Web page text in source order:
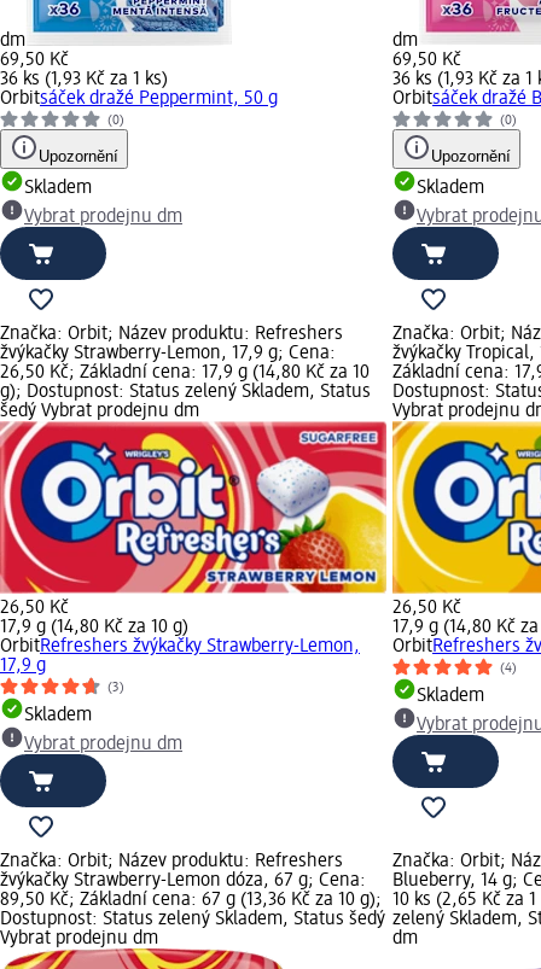
dm
69,50 Kč
36 ks (1,93 Kč za 1 ks)
Orbitsáček dražé Peppermint, 50 g
(0)
Upozornění
Skladem
Vybrat prodejnu dm
dm
69,50 Kč
36 ks (1,93 Kč za 1
Orbitsáček dražé
(0)
Upozornění
Skladem
Vybrat
Značka: Orbit; Název produktu: Refreshers
žvýkačky Strawberry-Lemon, 17,9 g; Cena:
26,50 Kč; Základní cena: 17,9 g (14,80 Kč za 10
g); Dostupnost: Status zelený Skladem, Status
šedý Vybrat prodejnu dm
26,50 Kč
17,9 g (14,80 Kč za 10 g)
OrbitRefreshers žvýkačky Strawberry-Lemon,
17,9 g
(3)
Skladem
Vybrat prodejnu dm
Značka: Orbit;
žvýkačky
Základní cena:
Dostupnost:
Vybrat prodejnu
26,50 Kč
17,9 g (14,80 Kč
OrbitRefreshers
(4)
Skladem
Vybrat
Značka: Orbit; Název produktu: Refreshers
žvýkačky Strawberry-Lemon dóza, 67 g; Cena:
89,50 Kč; Základní cena: 67 g (13,36 Kč za 10 g);
Dostupnost: Status zelený Skladem, Status šedý
Vybrat prodejnu dm
Značka: Orbit;
Blueberry, 14 g;
10 ks (2,65 Kč za
zelený Skladem,
dm